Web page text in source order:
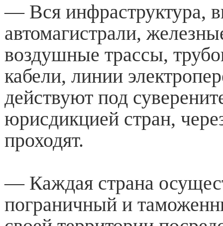
— Вся инфраструктура,
автомагистрали,
воздушные трассы,
кабели, линии
действуют под
юрисдикцией стран,
проходят.
— Каждая страна
пограничный и